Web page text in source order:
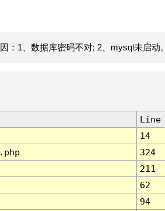
：1、数据库密码不对; 2、mysql未启动。
Line
14
324
211
62
94